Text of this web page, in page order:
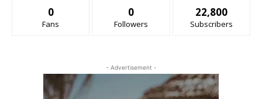
0
Fans
0
Followers
22,800
Subscribers
- Advertisement -